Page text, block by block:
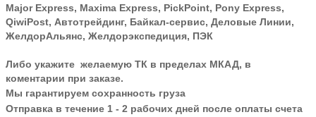
Major Express, Maxima Express, PickPoint, Pony Express,
QiwiPost, Автотрейдинг, Байкал-сервис, Деловые Линии,
ЖелдорАльянс, Желдорэкспедиция, ПЭК
Либо укажите желаемую ТК в пределах МКАД, в
коментарии при заказе.
Мы гарантируем сохранность груза
Отправка в течение 1 - 2 рабочих дней после оплаты счета